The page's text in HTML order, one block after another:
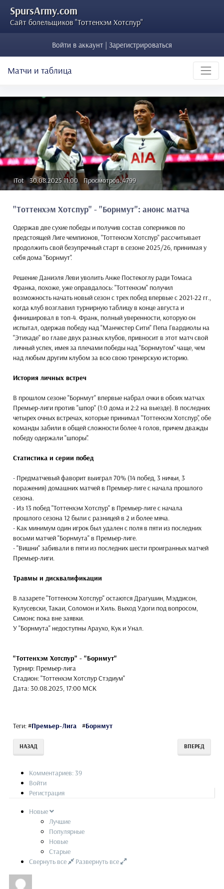
SpursArmy.com
Сайт болельщиков "Тоттенхэм Хотспур"
Войти в аккаунт | Зарегистрироваться
Матчи и таблица
iTot 30.08.2025 11:00 Просмотров: 4799
"Тоттенхэм Хотспур" - "Борнмут": анонс матча
Одержав две сухие победы и получив состав соперников по
предстоящей Лиге чемпионов, "Тоттенхэм Хотспур" рассчитывает
продолжить свой безупречный старт в сезоне 2025/26, принимая у
себя дома "Борнмут".
Решение Даниэля Леви уволить Анже Постекоглу ради Томаса
Франка, похоже, уже оправдалось: "Тоттенхэм" получил
возможность начать новый сезон с трех побед впервые с 2021-22 гг.,
когда клуб возглавил турнирную таблицу в конце августа и
финишировал в топ-4. Франк, полный уверенности, которую он
испытал, одержав победу над "Манчестер Сити" Пепа Гвардиолы на
"Этихаде" во главе двух разных клубов, привносит в этот матч свой
личный успех, имея за плечами победы над "Борнмутом" чаще, чем
над любым другим клубом за всю свою тренерскую историю.
История личных встреч
В прошлом сезоне "Борнмут" впервые набрал очки в обоих матчах
Премьер-лиги против "шпор" (1:0 дома и 2:2 на выезде). В последних
четырех очных встречах, которые принимал "Тоттенхэм Хотспур", обе
команды забили в общей сложности более 4 голов, причем дважды
победу одержали "шпоры".
Статистика и серии побед
- Предматчевый фаворит выиграл 70% (14 побед, 3 ничьи, 3
поражения) домашних матчей в Премьер-лиге с начала прошлого
сезона.
- Из 13 побед "Тоттенхэм Хотспур" в Премьер-лиге с начала
прошлого сезона 12 были с разницей в 2 и более мяча.
- Как минимум один игрок был удален с поля в пяти из последних
восьми матчей "Борнмута" в Премьер-лиге.
- "Вишни" забивали в пяти из последних шести проигранных матчей
Премьер-лиги.
Травмы и дисквалификации
В лазарете "Тоттенхэм Хотспур" остаются Драгушин, Мэддисон,
Кулусевски, Такаи, Соломон и Хиль. Выход Удоги под вопросом,
Симонс пока вне заявки.
У "Борнмута" недоступны Араухо, Кук и Унал.
"Тоттенхэм Хотспур" - "Борнмут"
Турнир: Премьер-лига
Стадион: "Тоттенхэм Хотспур Стэдиум"
Дата: 30.08.2025, 17:00 МСК
Теги:#Премьер-Лига #Борнмут
НАЗАД ВПЕРЕД
Комментариев: 39
Войти
Регистрация
Новые
Лучшие
Популярные
Новые
Старые
Свернуть все
Развернуть все